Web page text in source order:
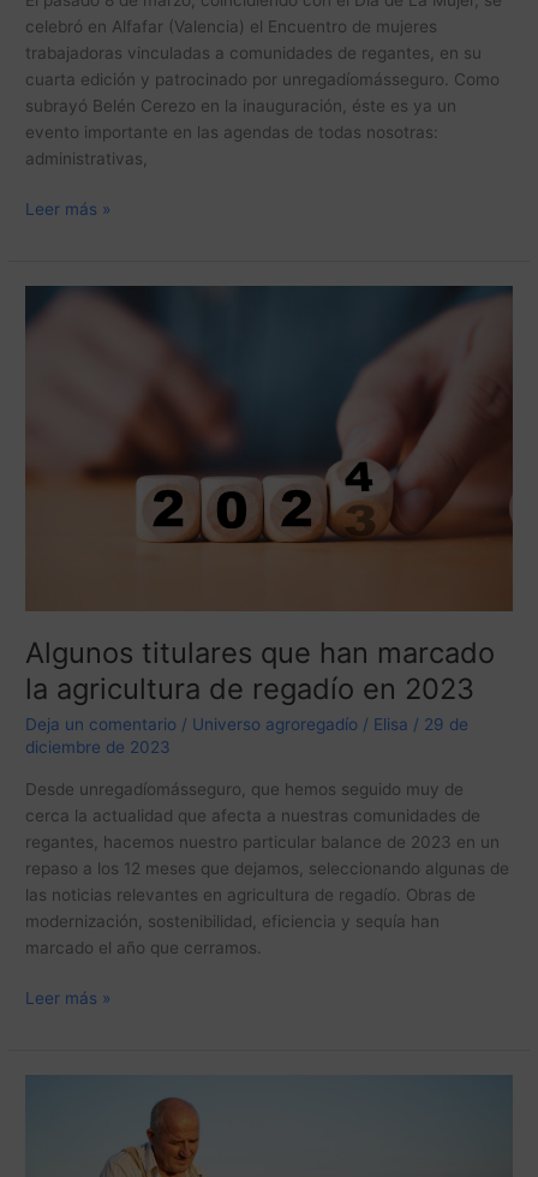
celebró en Alfafar (Valencia) el Encuentro de mujeres
trabajadoras vinculadas a comunidades de regantes, en su
cuarta edición y patrocinado por unregadíomásseguro. Como
subrayó Belén Cerezo en la inauguración, éste es ya un
evento importante en las agendas de todas nosotras:
administrativas,
Leer más »
Algunos titulares que han marcado
la agricultura de regadío en 2023
Deja un comentario / Universo agroregadío / Elisa / 29 de
diciembre de 2023
Desde unregadíomásseguro, que hemos seguido muy de
cerca la actualidad que afecta a nuestras comunidades de
regantes, hacemos nuestro particular balance de 2023 en un
repaso a los 12 meses que dejamos, seleccionando algunas de
las noticias relevantes en agricultura de regadío. Obras de
modernización, sostenibilidad, eficiencia y sequía han
marcado el año que cerramos.
Algunos
titulares
Leer más »